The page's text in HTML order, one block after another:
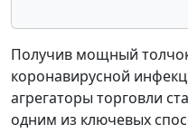
Получив мощный
коронавирусной
агрегаторы торговли
одним из ключевых